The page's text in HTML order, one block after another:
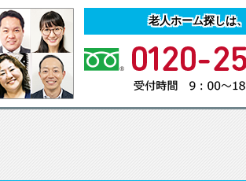
老人ホーム探しは